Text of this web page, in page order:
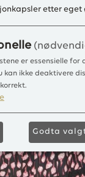
etter eget
er essensielle
kan ikke deaktivere
Godta